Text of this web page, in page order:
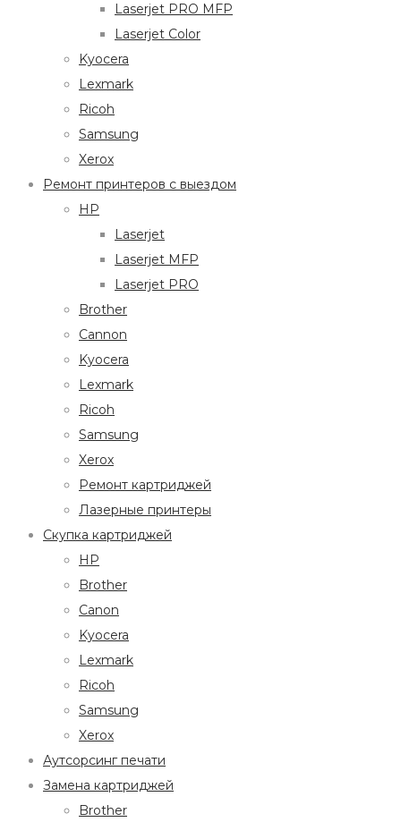
Laserjet PRO MFP
Laserjet Color
Kyocera
Lexmark
Ricoh
Samsung
Xerox
Ремонт принтеров с выездом
HP
Laserjet
Laserjet MFP
Laserjet PRO
Brother
Cannon
Kyocera
Lexmark
Ricoh
Samsung
Xerox
Ремонт картриджей
Лазерные принтеры
Скупка картриджей
HP
Brother
Canon
Kyocera
Lexmark
Ricoh
Samsung
Xerox
Аутсорсинг печати
Замена картриджей
Brother